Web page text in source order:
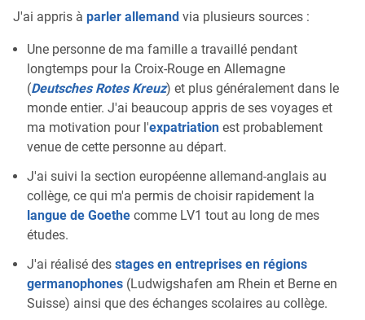
J'ai appris à parler allemand via plusieurs sources :
Une personne de ma famille a travaillé pendant
longtemps pour la Croix-Rouge en Allemagne
(Deutsches Rotes Kreuz) et plus généralement dans le
monde entier. J'ai beaucoup appris de ses voyages et
ma motivation pour l'expatriation est probablement
venue de cette personne au départ.
J'ai suivi la section européenne allemand-anglais au
collège, ce qui m'a permis de choisir rapidement la
langue de Goethe comme LV1 tout au long de mes
études.
J'ai réalisé des stages en entreprises en régions
germanophones (Ludwigshafen am Rhein et Berne en
Suisse) ainsi que des échanges scolaires au collège.